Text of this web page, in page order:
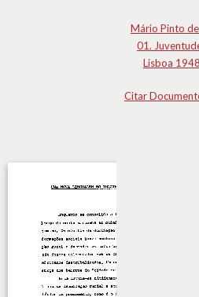
Mário Pinto
01.
Lisboa
Citar